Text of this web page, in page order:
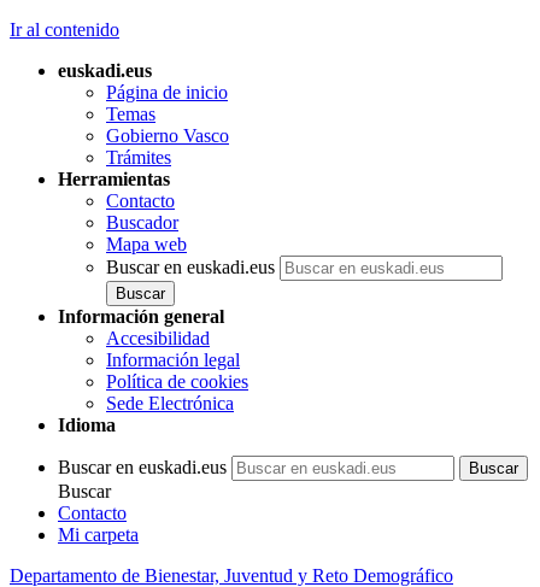
Ir al contenido
euskadi.eus
Página de inicio
Temas
Gobierno Vasco
Trámites
Herramientas
Contacto
Buscador
Mapa web
Buscar en euskadi.eus
Información general
Accesibilidad
Información legal
Política de cookies
Sede Electrónica
Idioma
Buscar en euskadi.eus
Buscar
Contacto
Mi carpeta
Departamento de Bienestar, Juventud y Reto Demográfico